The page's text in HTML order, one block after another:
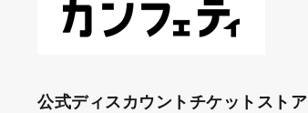
公式ディスカウントチケットストア